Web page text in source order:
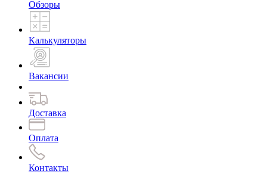
Обзоры
Калькуляторы
Вакансии
Доставка
Оплата
Контакты